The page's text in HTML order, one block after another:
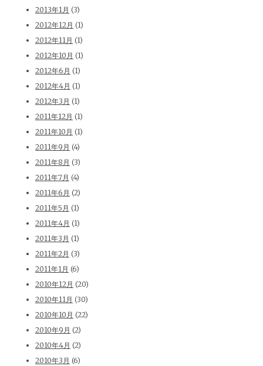
2013年1月 (3)
2012年12月 (1)
2012年11月 (1)
2012年10月 (1)
2012年6月 (1)
2012年4月 (1)
2012年3月 (1)
2011年12月 (1)
2011年10月 (1)
2011年9月 (4)
2011年8月 (3)
2011年7月 (4)
2011年6月 (2)
2011年5月 (1)
2011年4月 (1)
2011年3月 (1)
2011年2月 (3)
2011年1月 (6)
2010年12月 (20)
2010年11月 (30)
2010年10月 (22)
2010年9月 (2)
2010年4月 (2)
2010年3月 (6)